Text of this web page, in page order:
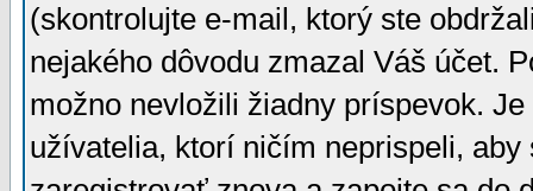
(skontrolujte e-mail, ktorý ste
nejakého dôvodu zmazal Váš účet.
možno nevložili žiadny príspevok.
užívatelia, ktorí ničím neprispeli,